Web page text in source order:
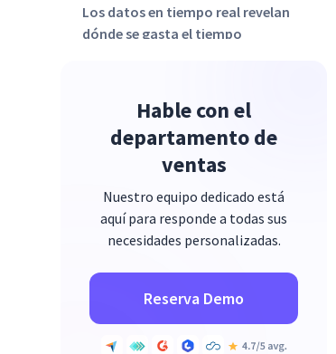
Los datos en tiempo real revelan
dónde se gasta el tiempo
administrativo de forma
inmediata
Cómo las herramientas digitales
generan confianza al tiempo que
aumentan la precisión
Vea cómo Insightful simplifica el
Hable con el
departamento de
ventas
Nuestro equipo dedicado está
aquí para responde a todas sus
necesidades personalizadas.
Reserva Demo